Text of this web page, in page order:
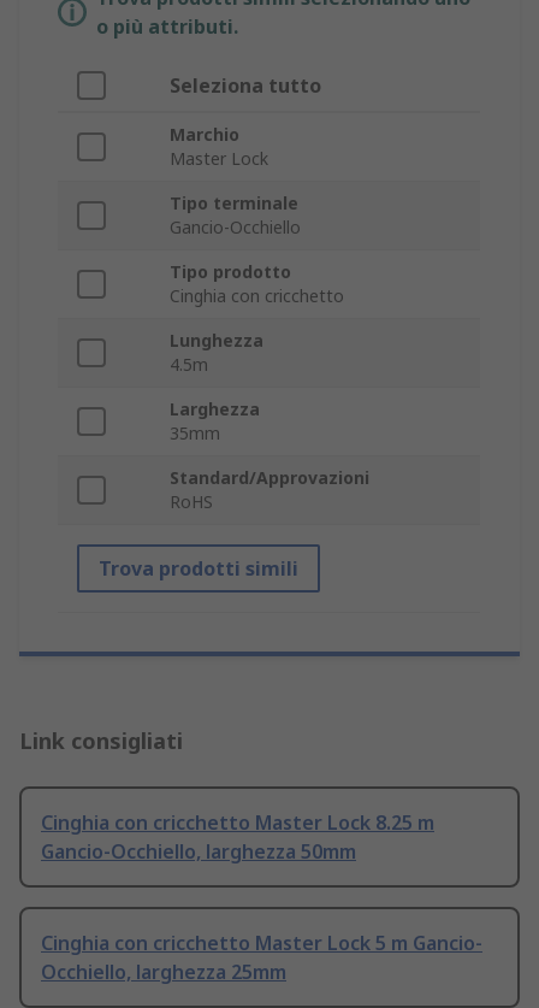
o più attributi.
Seleziona tutto
Marchio
Master Lock
Tipo terminale
Gancio-Occhiello
Tipo prodotto
Cinghia con cricchetto
Lunghezza
4.5m
Larghezza
35mm
Standard/Approvazioni
RoHS
Trova prodotti simili
Link consigliati
Cinghia con cricchetto Master Lock 8.25 m
Gancio-Occhiello, larghezza 50mm
Cinghia con cricchetto Master Lock 5 m Gancio-
Occhiello, larghezza 25mm